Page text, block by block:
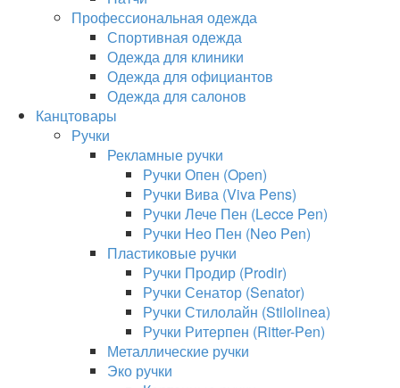
Профессиональная одежда
Спортивная одежда
Одежда для клиники
Одежда для официантов
Одежда для салонов
Канцтовары
Ручки
Рекламные ручки
Ручки Опен (Open)
Ручки Вива (Viva Pens)
Ручки Лече Пен (Lecce Pen)
Ручки Нео Пен (Neo Pen)
Пластиковые ручки
Ручки Продир (Prodir)
Ручки Сенатор (Senator)
Ручки Стилолайн (Stilolinea)
Ручки Ритерпен (Ritter-Pen)
Металлические ручки
Эко ручки